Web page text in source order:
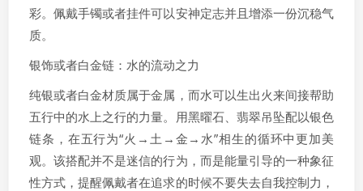
彩。佩戴手镯或者挂件可以安神定志并且增添一份沉稳气
质。
银饰或者白金链：水的流动之力
纯银或者白金材质属于金属，而水可以生出火来间接帮助
五行中的水上之行的力量。用黑曜石、翡翠吊坠配以银色
链条，在五行为“火→土→金→水”相生的循环中更加美
观。该搭配并不是迷信的行为，而是能量引导的一种象征
性方式，提醒佩戴者在追求的时候不要失去自我控制力，